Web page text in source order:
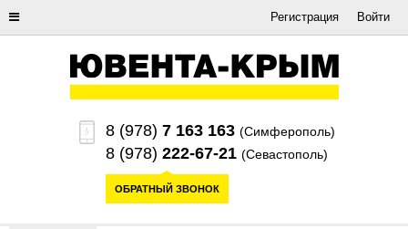
Регистрация Войти
8 (978) 7 163 163 (Симферополь)
8 (978) 222-67-21 (Севастополь)
ОБРАТНЫЙ ЗВОНОК